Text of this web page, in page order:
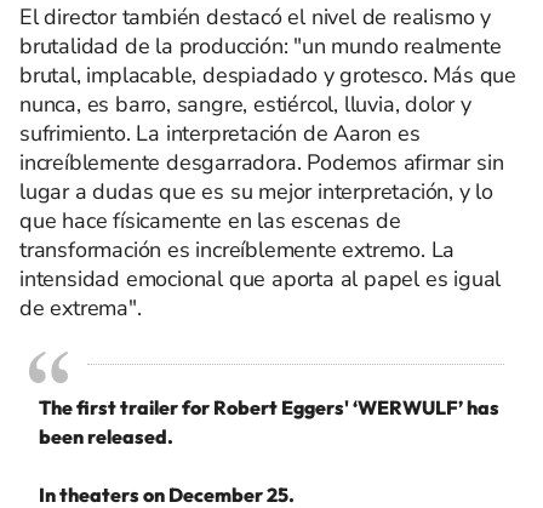
El director también destacó el nivel de realismo y
brutalidad de la producción: "un mundo realmente
brutal, implacable, despiadado y grotesco. Más que
nunca, es barro, sangre, estiércol, lluvia, dolor y
sufrimiento. La interpretación de Aaron es
increíblemente desgarradora. Podemos afirmar sin
lugar a dudas que es su mejor interpretación, y lo
que hace físicamente en las escenas de
transformación es increíblemente extremo. La
intensidad emocional que aporta al papel es igual
de extrema".
The first trailer for Robert Eggers' ‘WERWULF’ has
been released.
In theaters on December 25.